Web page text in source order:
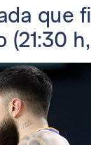
que